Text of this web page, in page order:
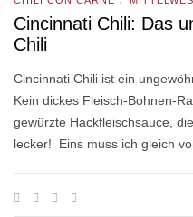
Cincinnati Chili: Das
Chili
Cincinnati Chili ist ein
Kein dickes Fleisch-Bohnen-
gewürzte Hackfleischsauce,
lecker! Eins muss ich gleich